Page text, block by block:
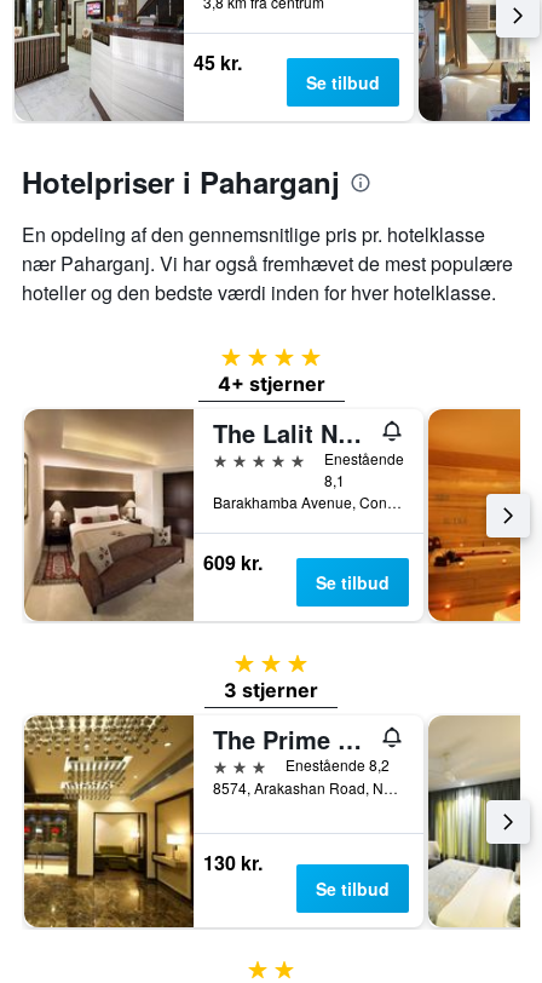
45 kr.
Se tilbud
Hotelpriser i Paharganj
En opdeling af den gennemsnitlige pris pr. hotelklasse
nær Paharganj. Vi har også fremhævet de mest populære
hoteller og den bedste værdi inden for hver hotelklasse.
4 stjerner
4+ stjerner
The Lalit New Delhi
5 stjerner
Enestående
8,1
Barakhamba Avenue, Connaught Place, New Delhi, Indien
609 kr.
Se tilbud
3 stjerner
3 stjerner
The Prime Balaji Deluxe @ New Delhi Railway Station
3 stjernerEnestående 8,2
8574, Arakashan Road, New Delhi, Indien
130 kr.
Se tilbud
2 stjerner